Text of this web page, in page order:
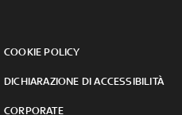
COOKIE POLICY
DICHIARAZIONE DI ACCESSIBILITÀ
CORPORATE